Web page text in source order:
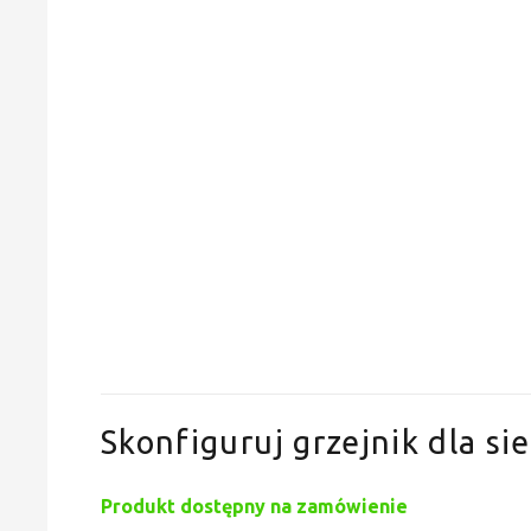
Skonfiguruj grzejnik dla
Produkt dostępny na zamówienie